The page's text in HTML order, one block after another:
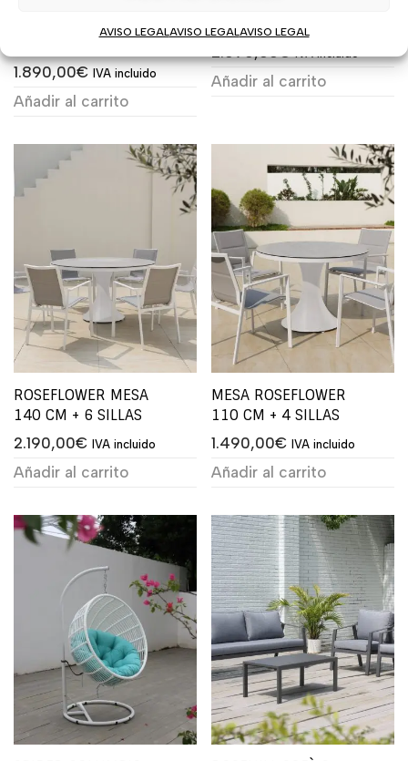
AVISO LEGAL AVISO LEGAL AVISO LEGAL
NOFI SOFÁ 2 PLAZAS
1.890,00€ IVA incluido
Añadir al carrito
TAMARAMA SOFA SET
Añadir al carrito
ROSEFLOWER MESA
140 CM + 6 SILLAS
2.190,00€ IVA incluido
Añadir al carrito
MESA ROSEFLOWER
110 CM + 4 SILLAS
1.490,00€ IVA incluido
Añadir al carrito